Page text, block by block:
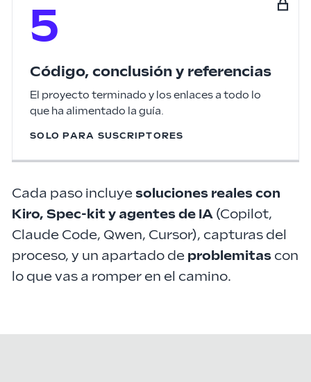
5
Código, conclusión y referencias
El proyecto terminado y los enlaces a todo lo
que ha alimentado la guía.
SOLO PARA SUSCRIPTORES
Cada paso incluye soluciones reales con
Kiro, Spec-kit y agentes de IA (Copilot,
Claude Code, Qwen, Cursor), capturas del
proceso, y un apartado de problemitascon
lo que vas a romper en el camino.